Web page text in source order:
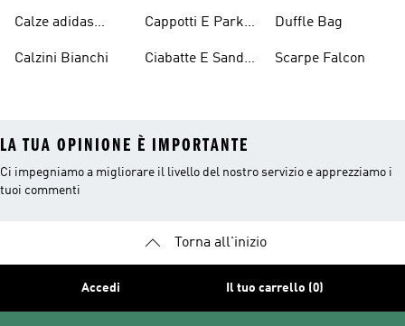
Calze adidas
Calzini Bianchi
Cappotti E Parkas
Ciabatte E Sandali
Duffle Bag
Scarpe Falcon
LA TUA OPINIONE È IMPORTANTE
Ci impegniamo a migliorare il livello del nostro servizio e apprezziamo i
tuoi commenti
Torna all'inizio
Accedi Il tuo carrello (0)